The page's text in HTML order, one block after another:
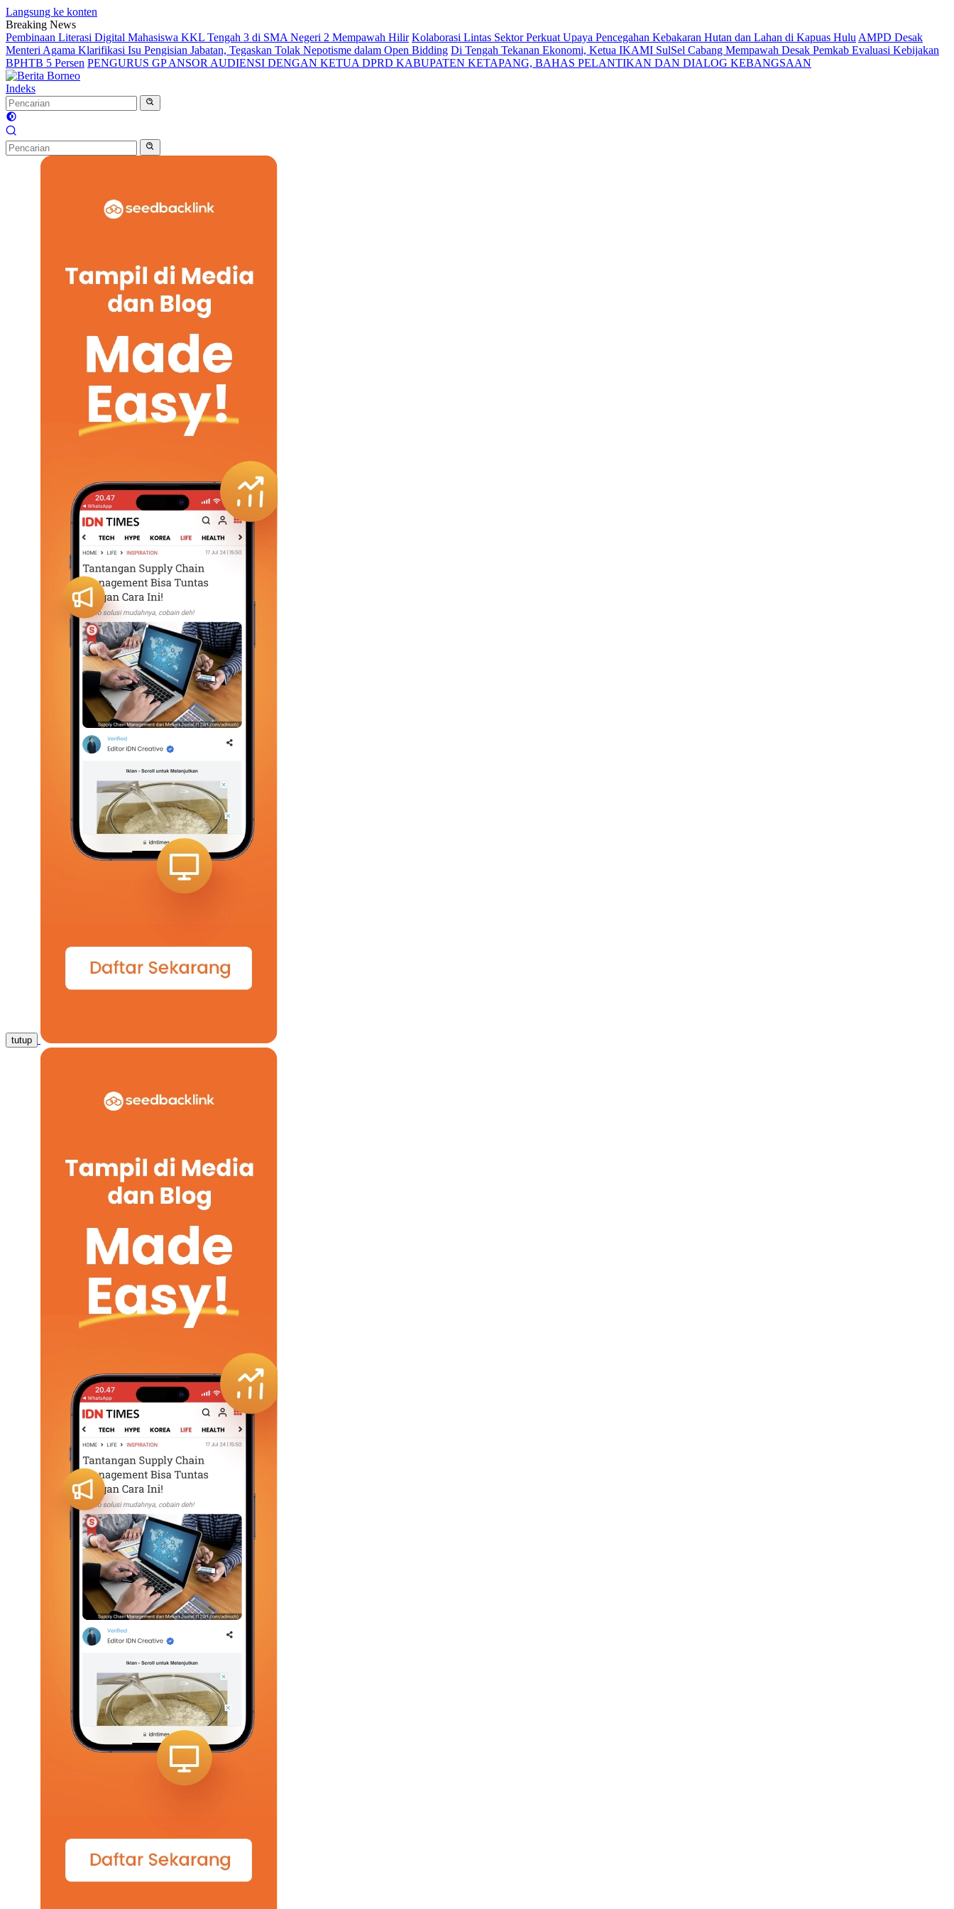
Langsung ke konten
Breaking News
Pembinaan Literasi Digital Mahasiswa KKL Tengah 3 di SMA Negeri 2 Mempawah Hilir Kolaborasi Lintas Sektor Perkuat Upaya Pencegahan Kebakaran Hutan dan Lahan di Kapuas Hulu AMPD Desak
Menteri Agama Klarifikasi Isu Pengisian Jabatan, Tegaskan Tolak Nepotisme dalam Open Bidding Di Tengah Tekanan Ekonomi, Ketua IKAMI SulSel Cabang Mempawah Desak Pemkab Evaluasi Kebijakan
BPHTB 5 Persen PENGURUS GP ANSOR AUDIENSI DENGAN KETUA DPRD KABUPATEN KETAPANG, BAHAS PELANTIKAN DAN DIALOG KEBANGSAAN
Indeks
tutup